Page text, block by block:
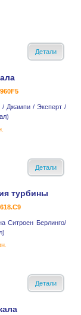
Детали
/ Джампи / Эксперт /
Детали
турбины
Ситроен Берлинго/
Детали